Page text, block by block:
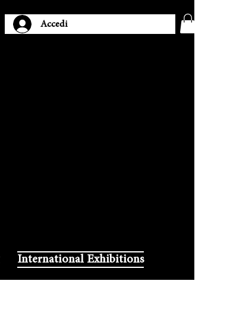
Accedi
International Exhibitions